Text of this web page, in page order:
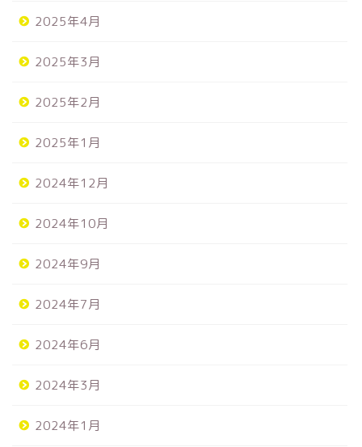
2025年4月
2025年3月
2025年2月
2025年1月
2024年12月
2024年10月
2024年9月
2024年7月
2024年6月
2024年3月
2024年1月